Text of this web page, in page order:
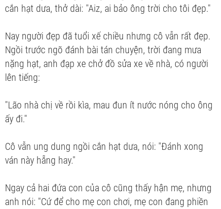
cắn hạt dưa, thở dài: "Aiz, ai bảo ông trời cho tôi đẹp."
Nay người đẹp đã tuổi xế chiều nhưng cô vẫn rất đẹp.
Ngồi trước ngõ đánh bài tán chuyện, trời đang mưa
nặng hạt, anh đạp xe chở đồ sửa xe về nhà, có người
lên tiếng:
"Lão nhà chị về rồi kìa, mau đun ít nước nóng cho ông
ấy đi."
Cô vẫn ung dung ngồi cắn hạt dưa, nói: "Đánh xong
ván này hẵng hay."
Ngay cả hai đứa con của cô cũng thấy hận mẹ, nhưng
anh nói: "Cứ để cho mẹ con chơi, mẹ con đang phiền